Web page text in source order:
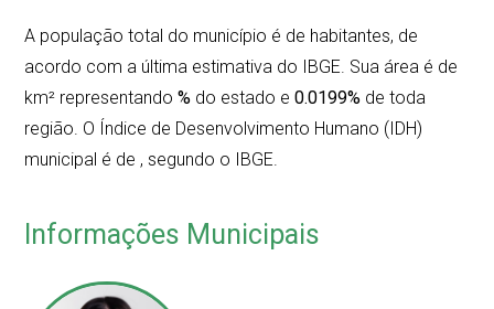
A população total do município é de habitantes, de
acordo com a última estimativa do IBGE. Sua área é de
km² representando % do estado e 0.0199% de toda
região. O Índice de Desenvolvimento Humano (IDH)
municipal é de , segundo o IBGE.
Informações Municipais